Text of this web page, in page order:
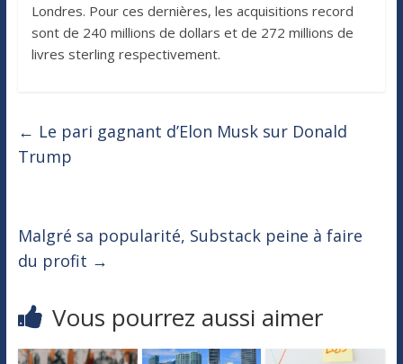
Londres. Pour ces dernières, les acquisitions record
sont de 240 millions de dollars et de 272 millions de
livres sterling respectivement.
← Le pari gagnant d’Elon Musk sur Donald
Trump
Malgré sa popularité, Substack peine à faire
du profit →
Vous pourrez aussi aimer